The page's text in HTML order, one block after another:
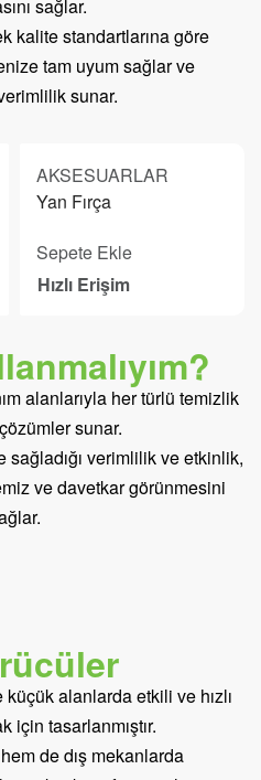
sağlar.
kalite standartlarına göre
tam uyum sağlar ve
sunar.
AKSESUARLAR
Yan Fırça
Sepete Ekle
Hızlı Erişim
alanlarıyla her türlü temizlik
sunar.
verimlilik ve etkinlik,
ve davetkar görünmesini
alanlarda etkili ve hızlı
için tasarlanmıştır.
de dış mekanlarda